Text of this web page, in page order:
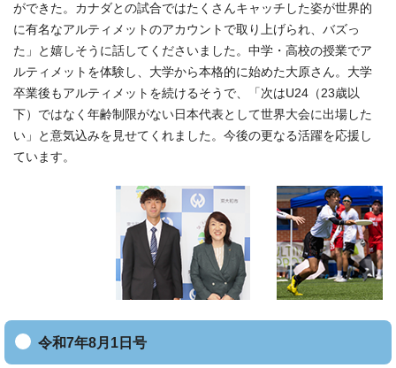
ができた。カナダとの試合ではたくさんキャッチした姿が世界的
に有名なアルティメットのアカウントで取り上げられ、バズっ
た」と嬉しそうに話してくださいました。中学・高校の授業でア
ルティメットを体験し、大学から本格的に始めた大原さん。大学
卒業後もアルティメットを続けるそうで、「次はU24（23歳以
下）ではなく年齢制限がない日本代表として世界大会に出場した
い」と意気込みを見せてくれました。今後の更なる活躍を応援し
ています。
令和7年8月1日号